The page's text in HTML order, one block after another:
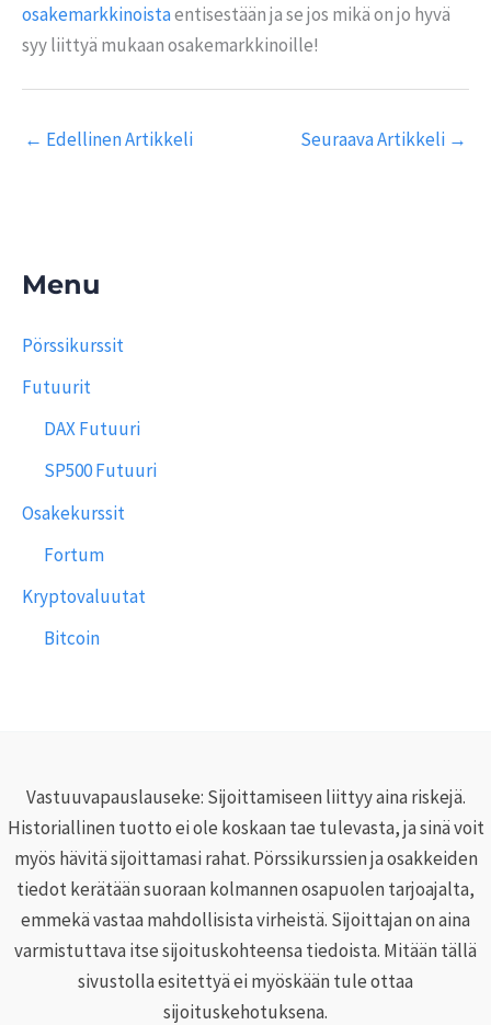
osakemarkkinoistaentisestään ja se jos mikä on jo hyvä
syy liittyä mukaan osakemarkkinoille!
← Edellinen Artikkeli Seuraava Artikkeli →
Menu
Pörssikurssit
Futuurit
DAX Futuuri
SP500 Futuuri
Osakekurssit
Fortum
Kryptovaluutat
Bitcoin
Vastuuvapauslauseke: Sijoittamiseen liittyy aina riskejä.
Historiallinen tuotto ei ole koskaan tae tulevasta, ja sinä voit
myös hävitä sijoittamasi rahat. Pörssikurssien ja osakkeiden
tiedot kerätään suoraan kolmannen osapuolen tarjoajalta,
emmekä vastaa mahdollisista virheistä. Sijoittajan on aina
varmistuttava itse sijoituskohteensa tiedoista. Mitään tällä
sivustolla esitettyä ei myöskään tule ottaa
sijoituskehotuksena.